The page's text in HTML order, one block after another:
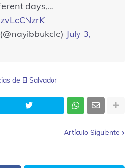
days,…
July 3,
de El Salvador
Artículo Siguiente